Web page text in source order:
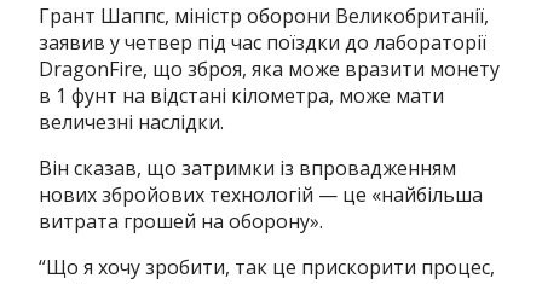
Грант Шаппс, міністр оборони Великобританії,
заявив у четвер під час поїздки до лабораторії
DragonFire, що зброя, яка може вразити монету
в 1 фунт на відстані кілометра, може мати
величезні наслідки.
Він сказав, що затримки із впровадженням
нових збройових технологій — це «найбільша
витрата грошей на оборону».
“Що я хочу зробити, так це прискорити процес,